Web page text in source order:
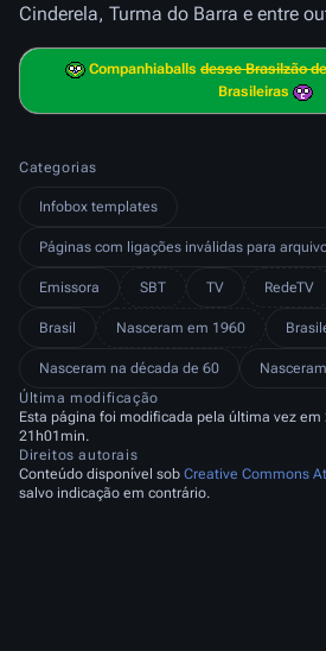
Cinderela, Turma do Barra e entre
Companhiaballs desse Brasilzão
Brasileiras
Categorias
Infobox templates
Páginas com ligações inválidas para
Emissora SBT TV RedeTV
Brasil Nasceram em 1960
Nasceram na década de 60
Última modificação
Esta página foi modificada pela última vez
21h01min.
Direitos autorais
Conteúdo disponível sob Creative Commons
salvo indicação em contrário.